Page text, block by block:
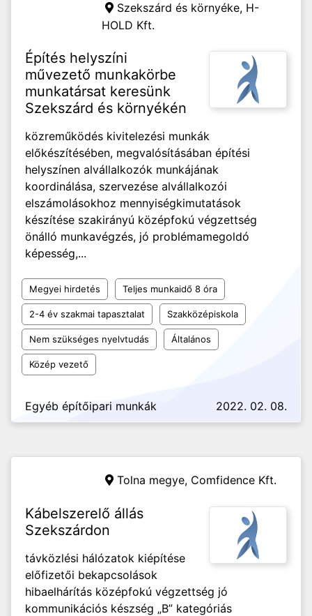
Szekszárd és környéke, H-
HOLD Kft.
Építés helyszíni
művezető munkakörbe
munkatársat keresünk
Szekszárd és környékén
közreműködés kivitelezési munkák
előkészítésében, megvalósításában építési
helyszínen alvállalkozók munkájának
koordinálása, szervezése alvállalkozói
elszámolásokhoz mennyiségkimutatások
készítése szakirányú középfokú végzettség
önálló munkavégzés, jó problémamegoldó
képesség,...
Megyei hirdetés Teljes munkaidő 8 óra
2-4 év szakmai tapasztalat Szakközépiskola
Nem szükséges nyelvtudás Általános
Közép vezető
Egyéb építőipari munkák 2022. 02. 08.
Tolna megye, Comfidence Kft.
Kábelszerelő állás
Szekszárdon
távközlési hálózatok kiépítése
előfizetői bekapcsolások
hibaelhárítás középfokú végzettség jó
kommunikációs készség „B” kategóriás